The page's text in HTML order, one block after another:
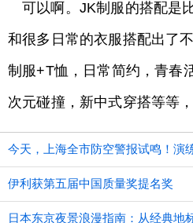
可以啊。JK制服的搭配是
和很多日常的衣服搭配出了
制服+T恤，日常简约，青春
次元碰撞，新中式穿搭等等
伊利获第五届中国质量奖提名奖
日本东京夜景浪漫指南：从经典地